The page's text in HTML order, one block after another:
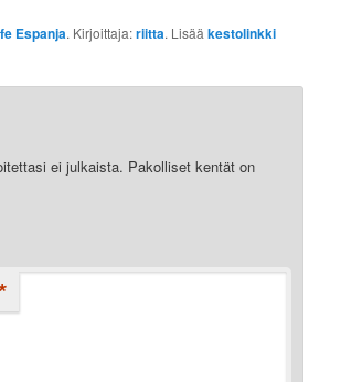
Espanja. Kirjoittaja:riitta. Lisääkestolinkki
ei julkaista. Pakolliset kentät on